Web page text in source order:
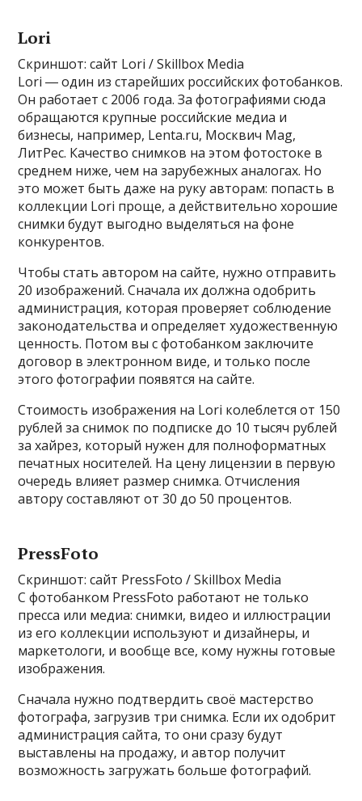
Lori
Скриншот: сайт Lori / Skillbox Media
Lori ― один из старейших российских фотобанков.
Он работает с 2006 года. За фотографиями сюда
обращаются крупные российские медиа и
бизнесы, например, Lenta.ru, Москвич Mag,
ЛитРес. Качество снимков на этом фотостоке в
среднем ниже, чем на зарубежных аналогах. Но
это может быть даже на руку авторам: попасть в
коллекции Lori проще, а действительно хорошие
снимки будут выгодно выделяться на фоне
конкурентов.
Чтобы стать автором на сайте, нужно отправить
20 изображений. Сначала их должна одобрить
администрация, которая проверяет соблюдение
законодательства и определяет художественную
ценность. Потом вы с фотобанком заключите
договор в электронном виде, и только после
этого фотографии появятся на сайте.
Стоимость изображения на Lori колеблется от 150
рублей за снимок по подписке до 10 тысяч рублей
за хайрез, который нужен для полноформатных
печатных носителей. На цену лицензии в первую
очередь влияет размер снимка. Отчисления
автору составляют от 30 до 50 процентов.
PressFoto
Скриншот: сайт PressFoto / Skillbox Media
С фотобанком PressFoto работают не только
пресса или медиа: снимки, видео и иллюстрации
из его коллекции используют и дизайнеры, и
маркетологи, и вообще все, кому нужны готовые
изображения.
Сначала нужно подтвердить своё мастерство
фотографа, загрузив три снимка. Если их одобрит
администрация сайта, то они сразу будут
выставлены на продажу, и автор получит
возможность загружать больше фотографий.